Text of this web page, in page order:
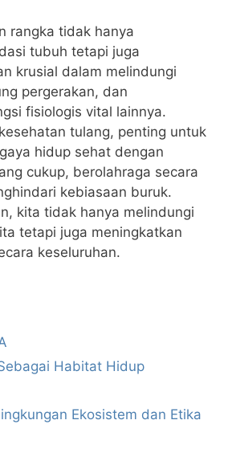
rangka tidak hanya
tubuh tetapi juga
krusial dalam melindungi
pergerakan, dan
fisiologis vital lainnya.
tulang, penting untuk
hidup sehat dengan
cukup, berolahraga secara
kebiasaan buruk.
kita tidak hanya melindungi
tetapi juga meningkatkan
keseluruhan.
Habitat Hidup
Ekosistem dan Etika